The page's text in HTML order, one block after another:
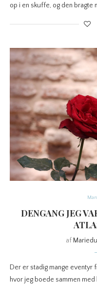
op i en skuffe, og den bragte
DENGANG JEG
af
Der er stadig mange eventyr
hvor jeg boede sammen